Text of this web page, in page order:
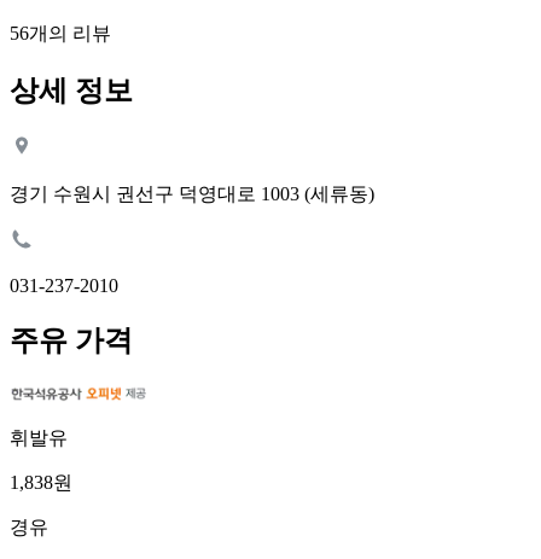
56개의 리뷰
상세 정보
경기 수원시 권선구 덕영대로 1003 (세류동)
031-237-2010
주유 가격
휘발유
1,838원
경유